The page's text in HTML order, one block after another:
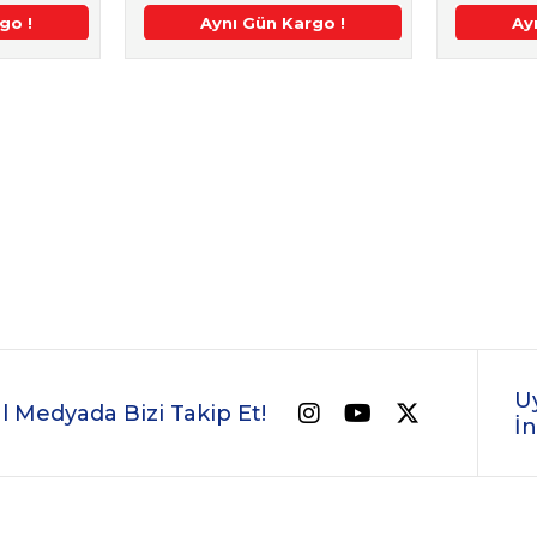
Aynı Gün Kargo !
! 2. Üründe Ek %5 İndirim Aynı Gün
%5 İndirim Aynı Gün Kargo ! 2. Üründe
Gün Kargo ! 2. Üründe Ek %5 İndirim
2. Üründe Ek %5 İndirim Aynı Gün Kargo !
Medyada Bizi Takip Et!